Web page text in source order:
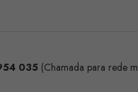
035 (Chamada para rede